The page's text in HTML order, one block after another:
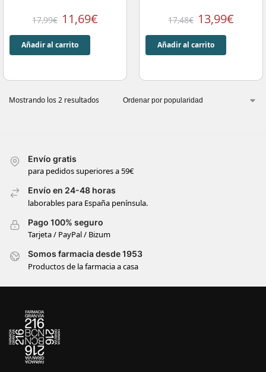
17,99€ 11,69€
Añadir al carrito
17,48€ 13,99€
Añadir al carrito
Mostrando los 2 resultados
Envío gratis
para pedidos superiores a 59€
Envío en 24-48 horas
laborables para España península.
Pago 100% seguro
Tarjeta / PayPal / Bizum
Somos farmacia desde 1953
Productos de la farmacia a casa